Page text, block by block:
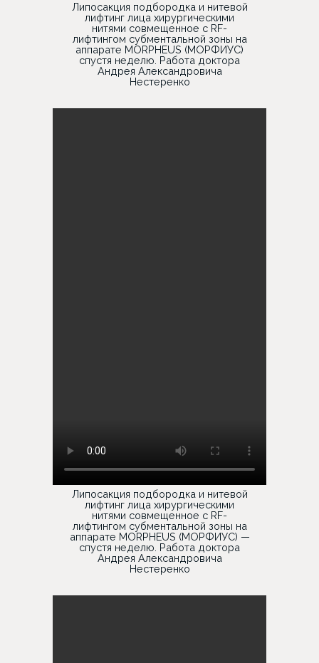
Липосакция подбородка и нитевой
лифтинг лица хирургическими
нитями совмещенное с RF-
лифтингом субментальной зоны на
аппарате MORPHEUS (МОРФИУС)
спустя неделю. Работа доктора
Андрея Александровича
Нестеренко
Липосакция подбородка и нитевой
лифтинг лица хирургическими
нитями совмещенное с RF-
лифтингом субментальной зоны на
аппарате MORPHEUS (МОРФИУС) —
спустя неделю. Работа доктора
Андрея Александровича
Нестеренко